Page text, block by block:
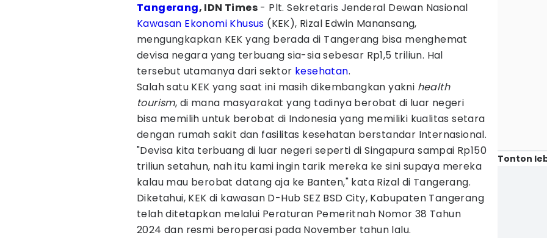
Tangerang, IDN Times - Plt. Sekretaris Jenderal Dewan Nasional
Kawasan Ekonomi Khusus (KEK), Rizal Edwin Manansang,
mengungkapkan KEK yang berada di Tangerang bisa menghemat
devisa negara yang terbuang sia-sia sebesar Rp1,5 triliun. Hal
tersebut utamanya dari sektor kesehatan.
Salah satu KEK yang saat ini masih dikembangkan yakni health
tourism, di mana masyarakat yang tadinya berobat di luar negeri
bisa memilih untuk berobat di Indonesia yang memiliki kualitas setara
dengan rumah sakit dan fasilitas kesehatan berstandar Internasional.
"Devisa kita terbuang di luar negeri seperti di Singapura sampai Rp150
triliun setahun, nah itu kami ingin tarik mereka ke sini supaya mereka
kalau mau berobat datang aja ke Banten," kata Rizal di Tangerang.
Diketahui, KEK di kawasan D-Hub SEZ BSD City, Kabupaten Tangerang
telah ditetapkan melalui Peraturan Pemeritnah Nomor 38 Tahun
2024 dan resmi beroperasi pada November tahun lalu.
Tonton